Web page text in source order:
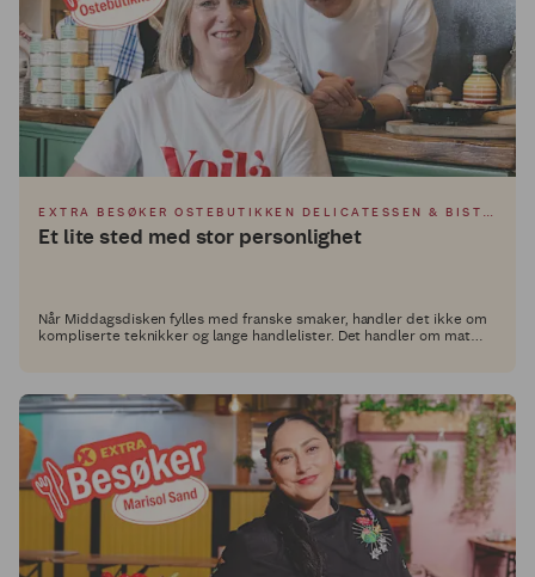
EXTRA BESØKER OSTEBUTIKKEN DELICATESSEN & BISTRO
Et lite sted med stor personlighet
Når Middagsdisken fylles med franske smaker, handler det ikke om
kompliserte teknikker og lange handlelister. Det handler om mat